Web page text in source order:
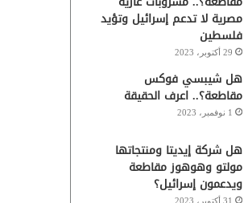
مصرية لا تدعم إسرائيل وتؤيد
فلسطين
29 أكتوبر، 2023
هل شيبسي فوكس
مقاطعة؟.. اعرف الحقيقة
1 نوفمبر، 2023
هل شركة إيديتا ومنتجاتها
مولتو وهوهوز مقاطعة
ويدعمون إسرائيل؟
31 أكتوبر، 2023